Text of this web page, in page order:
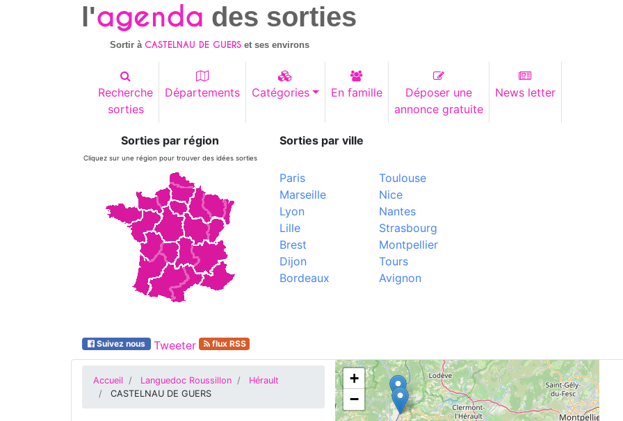
l'agenda des sorties
Sortir àCASTELNAU DE GUERS et ses environs
Recherche
sorties
Départements Catégories En famille
Déposer une
annonce gratuite
News letter
Sorties par région
Cliquez sur une région pour trouver des idées sorties
Sorties par ville
Paris
Marseille
Lyon
Lille
Brest
Dijon
Bordeaux
Toulouse
Nice
Nantes
Strasbourg
Montpellier
Tours
Avignon
Suivez nous Tweeter flux RSS
Accueil Languedoc Roussillon
Hérault
CASTELNAU DE GUERS
+
−